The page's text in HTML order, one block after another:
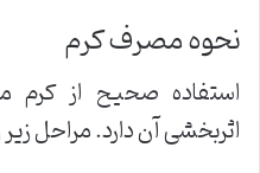
نحوه مصرف کرم
استفاده صحیح از
اثربخشی آن دارد. مراحل